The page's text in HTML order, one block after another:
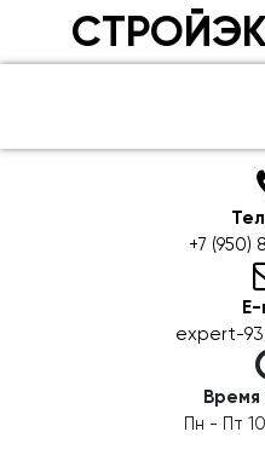
+7
expert-
Пн - Пт